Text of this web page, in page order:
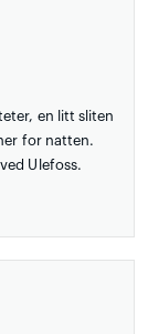
en litt sliten
for natten.
Ulefoss.